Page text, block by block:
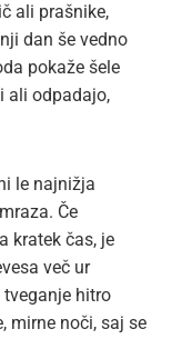
ali prašnike,
dan še vedno
pokaže šele
ali odpadajo,
le najnižja
Če
kratek čas, je
več ur
hitro
mirne noči, saj se